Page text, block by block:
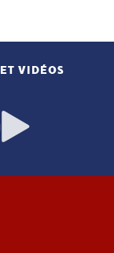
VIDÉOS